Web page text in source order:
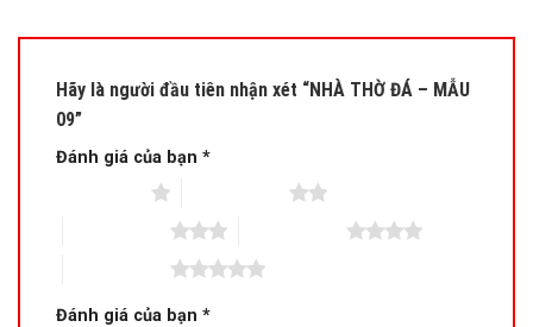
Hãy là người đầu tiên nhận xét “NHÀ THỜ ĐÁ – MẪU
09”
Đánh giá của bạn *
Đánh giá của bạn *